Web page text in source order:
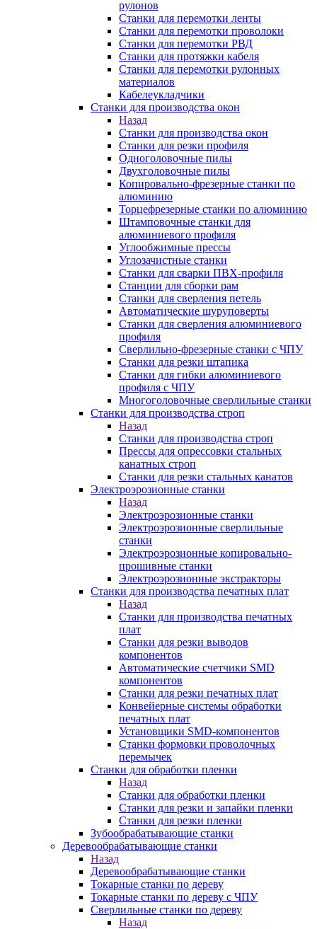
рулонов
Станки для перемотки ленты
Станки для перемотки проволоки
Станки для перемотки РВД
Станки для протяжки кабеля
Станки для перемотки рулонных
материалов
Кабелеукладчики
Станки для производства окон
Назад
Станки для производства окон
Станки для резки профиля
Одноголовочные пилы
Двухголовочные пилы
Копировально-фрезерные станки по
алюминию
Торцефрезерные станки по алюминию
Штамповочные станки для
алюминиевого профиля
Углообжимные прессы
Углозачистные станки
Станки для сварки ПВХ-профиля
Станции для сборки рам
Станки для сверления петель
Автоматические шуруповерты
Станки для сверления алюминиевого
профиля
Сверлильно-фрезерные станки с ЧПУ
Станки для резки штапика
Станки для гибки алюминиевого
профиля с ЧПУ
Многоголовочные сверлильные станки
Станки для производства строп
Назад
Станки для производства строп
Прессы для опрессовки стальных
канатных строп
Станки для резки стальных канатов
Электроэрозионные станки
Назад
Электроэрозионные станки
Электроэрозионные сверлильные
станки
Электроэрозионные копировально-
прошивные станки
Электроэрозионные экстракторы
Станки для производства печатных плат
Назад
Станки для производства печатных
плат
Станки для резки выводов
компонентов
Автоматические счетчики SMD
компонентов
Станки для резки печатных плат
Конвейерные системы обработки
печатных плат
Установщики SMD-компонентов
Станки формовки проволочных
перемычек
Станки для обработки пленки
Назад
Станки для обработки пленки
Станки для резки и запайки пленки
Станки для резки пленки
Зубообрабатывающие станки
Деревообрабатывающие станки
Назад
Деревообрабатывающие станки
Токарные станки по дереву
Токарные станки по дереву с ЧПУ
Сверлильные станки по дереву
Назад